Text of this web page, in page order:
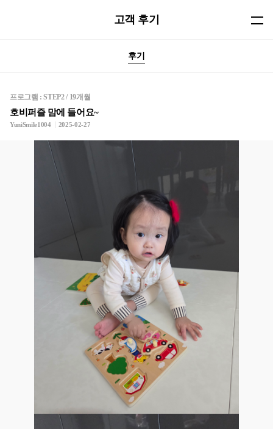
고객 후기
후기
프로그램 : STEP2 / 19개월
호비퍼즐 맘에 들어요~
YuniSmile1004 2025-02-27